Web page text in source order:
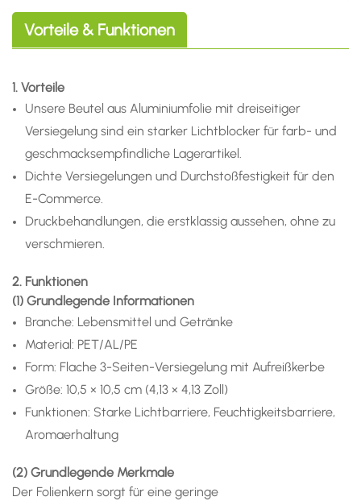
Vorteile & Funktionen
1. Vorteile
Unsere Beutel aus Aluminiumfolie mit dreiseitiger
Versiegelung sind ein starker Lichtblocker für farb- und
geschmacksempfindliche Lagerartikel.
Dichte Versiegelungen und Durchstoßfestigkeit für den
E-Commerce.
Druckbehandlungen, die erstklassig aussehen, ohne zu
verschmieren.
2. Funktionen
(1) Grundlegende Informationen
Branche: Lebensmittel und Getränke
Material: PET/AL/PE
Form: Flache 3-Seiten-Versiegelung mit Aufreißkerbe
Größe: 10,5 × 10,5 cm (4,13 × 4,13 Zoll)
Funktionen: Starke Lichtbarriere, Feuchtigkeitsbarriere,
Aromaerhaltung
(2) Grundlegende Merkmale
Der Folienkern sorgt für eine geringe